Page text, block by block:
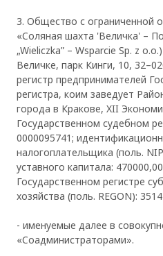
3. Общество с ограниченной
«Соляная шахта 'Величка' –
„Wieliczka” – Wsparcie Sp. z
Величке, парк Кинги, 10,
регистр предпринимателей
регистра, коим заведует
города в Кракове, XII
Государственном судебном
0000095741;
налогоплательщика (поль.
уставного капитала:
Государственном регистре
хозяйства (поль. REGON):
- именуемые далее в
«Соадминистраторами».